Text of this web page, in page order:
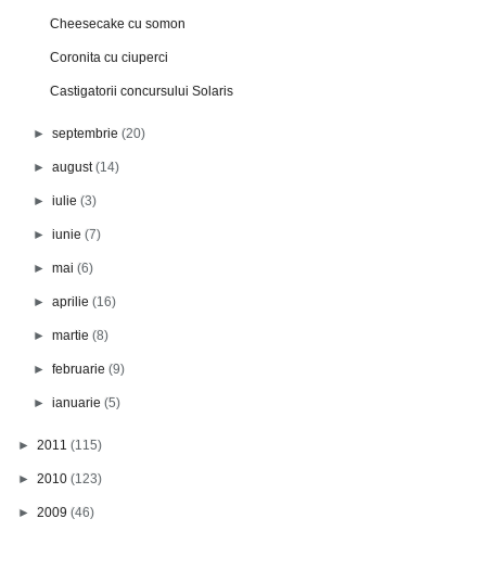
Cheesecake cu somon
Coronita cu ciuperci
Castigatorii concursului Solaris
►septembrie(20)
►august(14)
►iulie(3)
►iunie(7)
►mai(6)
►aprilie(16)
►martie(8)
►februarie(9)
►ianuarie(5)
► 2011 (115)
► 2010 (123)
► 2009 (46)